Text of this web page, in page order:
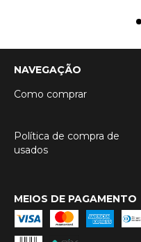
NAVEGAÇÃO
Como comprar
Política de compra de
usados
MEIOS DE PAGAMENTO